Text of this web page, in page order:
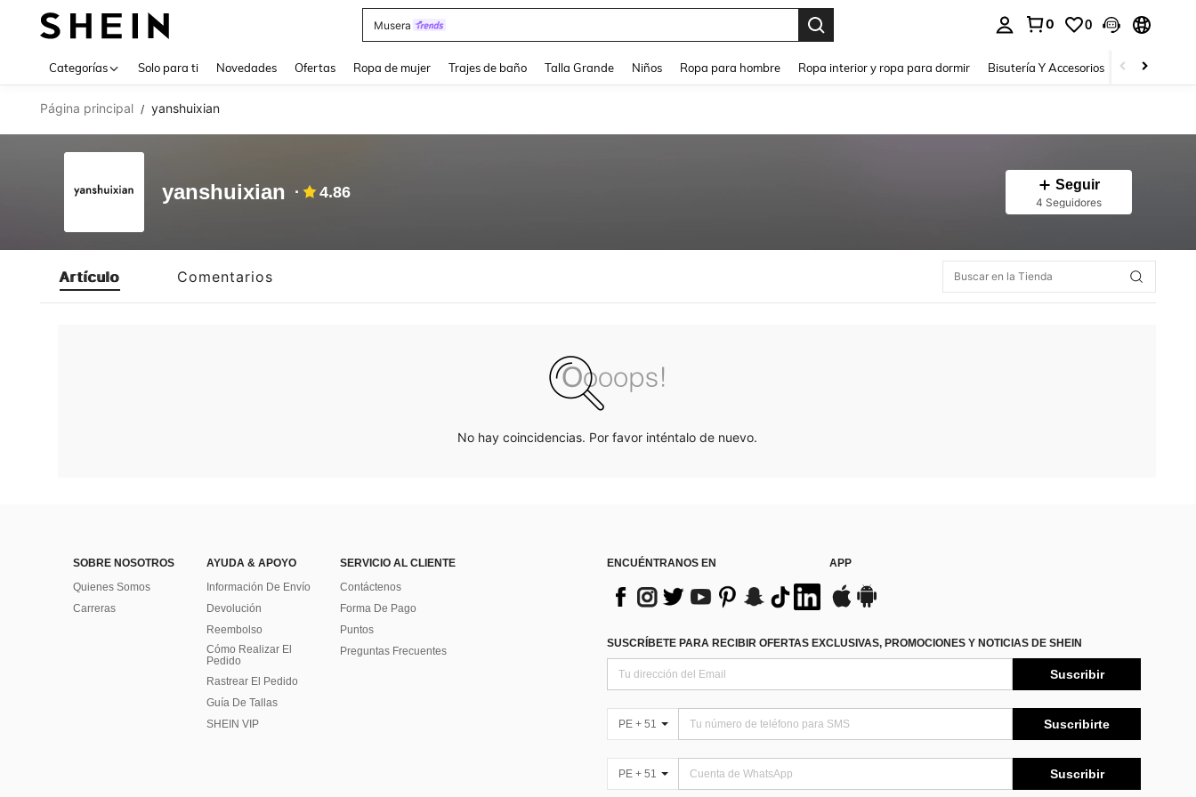
Musera
0 0
Categorías Solo para ti Novedades Ofertas Ropa de mujer Trajes de baño Talla Grande Niños Ropa para hombre Ropa interior y ropa para dormir Bisutería Y Accesorios Zapatos
Página principal / yanshuixian
yanshuixian 4.86 Seguir
4 Seguidores
Artículo Comentarios
No hay coincidencias. Por favor inténtalo de nuevo.
SOBRE NOSOTROS
Quienes Somos
Carreras
AYUDA & APOYO
Información De Envío
Devolución
Reembolso
Cómo Realizar El
Pedido
Rastrear El Pedido
Guía De Tallas
SHEIN VIP
SERVICIO AL CLIENTE
Contáctenos
Forma De Pago
Puntos
Preguntas Frecuentes
ENCUÉNTRANOS EN APP
SUSCRÍBETE PARA RECIBIR OFERTAS EXCLUSIVAS, PROMOCIONES Y NOTICIAS DE SHEIN
Suscribir
PE + 51 Suscribirte
PE + 51 Suscribir